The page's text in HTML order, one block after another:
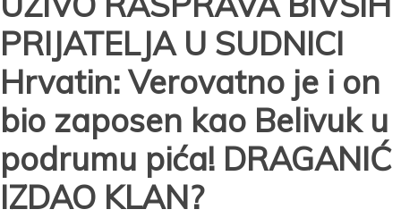
PRIJATELJA U SUDNICI
Hrvatin: Verovatno je i on
bio zaposen kao Belivuk u
podrumu pića! DRAGANIĆ
IZDAO KLAN?